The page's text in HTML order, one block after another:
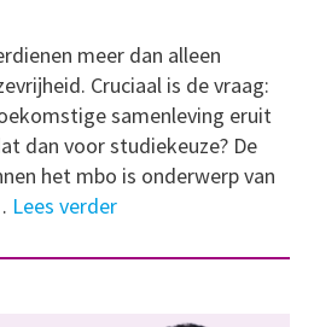
meer dan alleen
Cruciaal is de vraag:
samenleving eruit
dan voor studiekeuze? De
het mbo is onderwerp van
Lees verder